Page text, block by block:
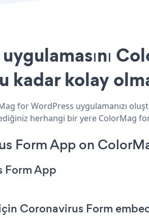
kolay
for WordPress uygulamanızı
herhangi bir yere ColorMag
Form App on
Form App
Coronavirus Form